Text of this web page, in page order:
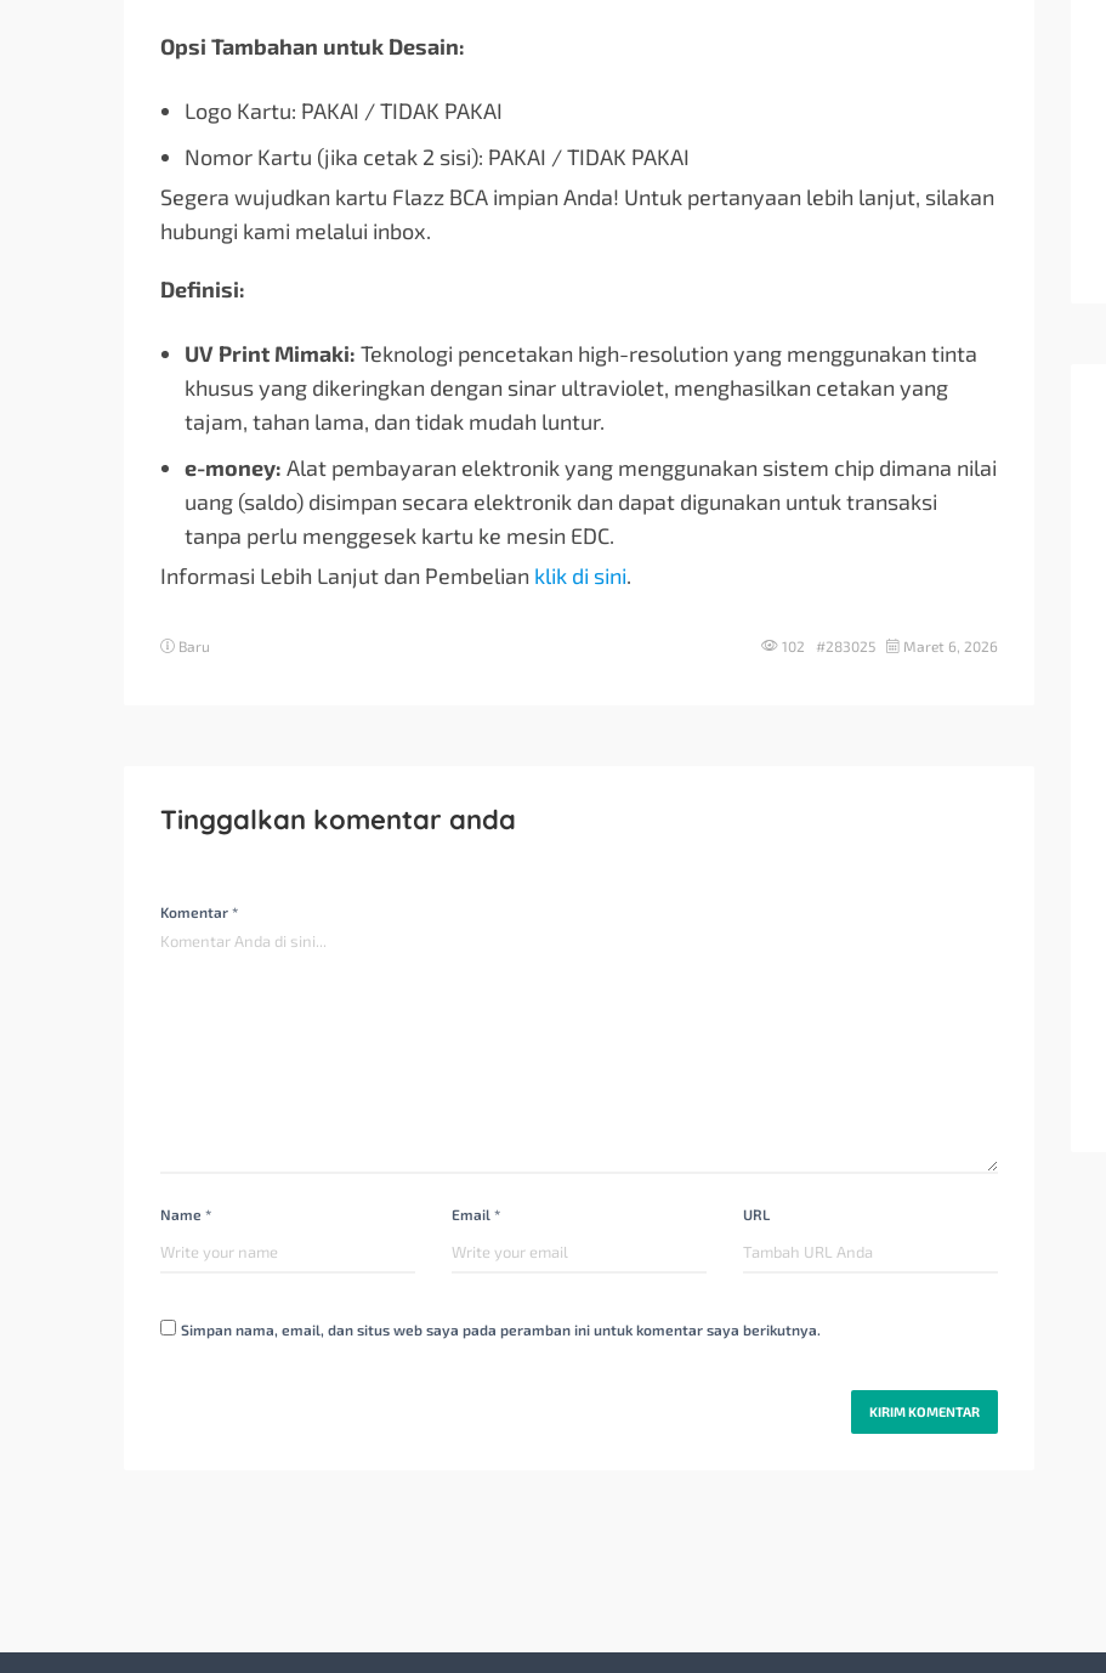
Opsi Tambahan untuk Desain:
Logo Kartu: PAKAI / TIDAK PAKAI
Nomor Kartu (jika cetak 2 sisi): PAKAI / TIDAK PAKAI
Segera wujudkan kartu Flazz BCA impian Anda! Untuk pertanyaan lebih lanjut, silakan
hubungi kami melalui inbox.
Definisi:
UV Print Mimaki: Teknologi pencetakan high-resolution yang menggunakan tinta
khusus yang dikeringkan dengan sinar ultraviolet, menghasilkan cetakan yang
tajam, tahan lama, dan tidak mudah luntur.
e-money: Alat pembayaran elektronik yang menggunakan sistem chip dimana nilai
uang (saldo) disimpan secara elektronik dan dapat digunakan untuk transaksi
tanpa perlu menggesek kartu ke mesin EDC.
Informasi Lebih Lanjut dan Pembelian klik di sini.
Baru 102 #283025 Maret 6, 2026
Tinggalkan komentar anda
Komentar *
Name * Email * URL
Simpan nama, email, dan situs web saya pada peramban ini untuk komentar saya berikutnya.